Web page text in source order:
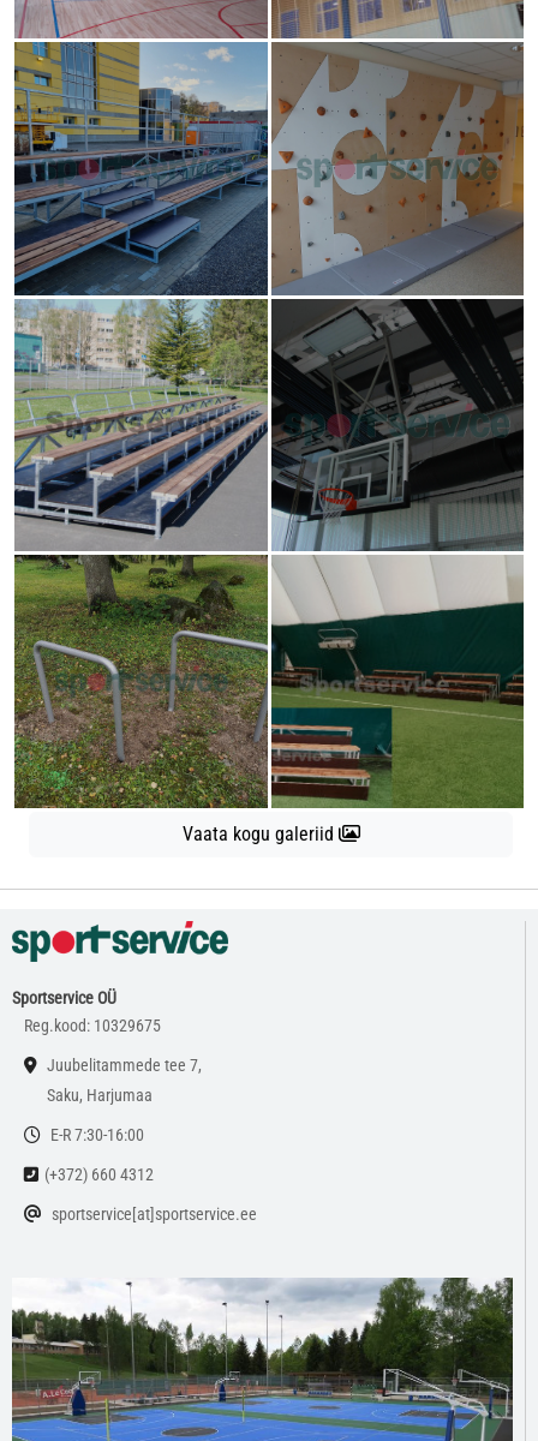
Vaata kogu galeriid
Sportservice OÜ
Reg.kood: 10329675
Juubelitammede tee 7,
Saku, Harjumaa
E-R 7:30-16:00
(+372) 660 4312
sportservice[at]sportservice.ee